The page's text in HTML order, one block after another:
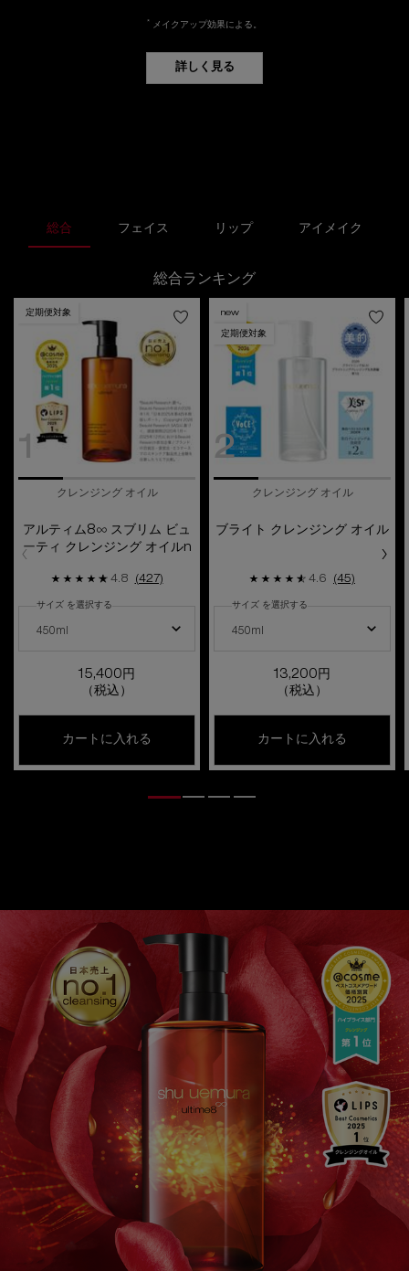
* メイクアップ効果による。
詳しく見る
総合 フェイス リップ アイメイク
総合ランキング
1
定期便対象
クレンジング オイル
アルティム8∞ スブリム ビュ
ーティ クレンジング オイルn
4.8 (427)
450ml
サイズ を選択する
15,400円
（税込）
カートに入れる アルティム8∞ スブリム ビューティ クレン
2
new
定期便対象
クレンジング オイル
ブライト クレンジング オイル
4.6 (45)
450ml
サイズ を選択する
13,200円
（税込）
カートに入れる